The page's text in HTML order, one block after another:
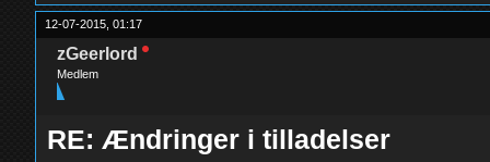
12-07-2015, 01:17
zGeerlord
Medlem
RE: Ændringer i tilladelser